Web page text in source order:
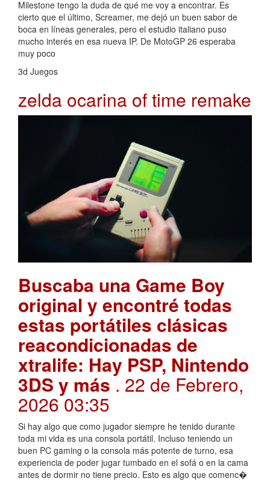
Milestone tengo la duda de qué me voy a encontrar. Es
cierto que el último, Screamer, me dejó un buen sabor de
boca en líneas generales, pero el estudio italiano puso
mucho interés en esa nueva IP. De MotoGP 26 esperaba
muy poco
3d Juegos
zelda ocarina of time remake
Buscaba una Game Boy
original y encontré todas
estas portátiles clásicas
reacondicionadas de
xtralife: Hay PSP, Nintendo
3DS y más. 22 de Febrero,
2026 03:35
Si hay algo que como jugador siempre he tenido durante
toda mi vida es una consola portátil. Incluso teniendo un
buen PC gaming o la consola más potente de turno, esa
experiencia de poder jugar tumbado en el sofá o en la cama
antes de dormir no tiene precio. Esto es algo que comenc�